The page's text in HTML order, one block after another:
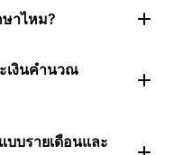
าไหม?
เงินคำนวณ
บบรายเดือนและ